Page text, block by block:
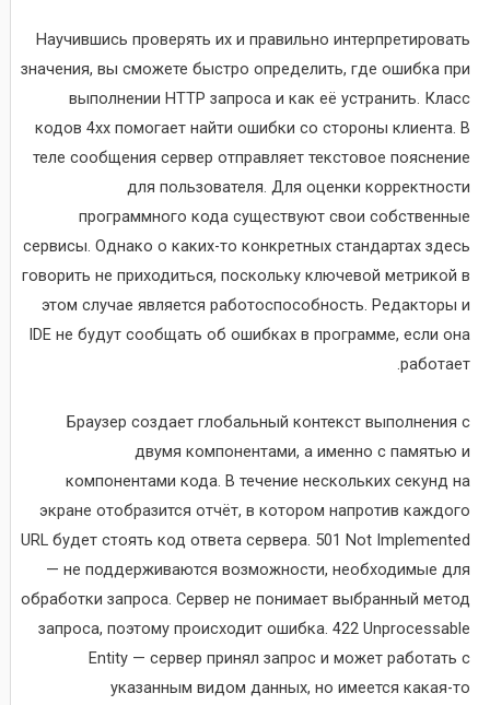
Научившись проверять их и правильно интерпретировать
значения, вы сможете быстро определить, где ошибка при
выполнении HTTP запроса и как её устранить. Класс
кодов 4xx помогает найти ошибки со стороны клиента. В
теле сообщения сервер отправляет текстовое пояснение
для пользователя. Для оценки корректности
программного кода существуют свои собственные
сервисы. Однако о каких-то конкретных стандартах здесь
говорить не приходиться, поскольку ключевой метрикой в
этом случае является работоспособность. Редакторы и
IDE не будут сообщать об ошибках в программе, если она
работает.
Браузер создает глобальный контекст выполнения с
двумя компонентами, а именно с памятью и
компонентами кода. В течение нескольких секунд на
экране отобразится отчёт, в котором напротив каждого
URL будет стоять код ответа сервера. 501 Not Implemented
— не поддерживаются возможности, необходимые для
обработки запроса. Сервер не понимает выбранный метод
запроса, поэтому происходит ошибка. 422 Unprocessable
Entity — сервер принял запрос и может работать с
указанным видом данных, но имеется какая-то